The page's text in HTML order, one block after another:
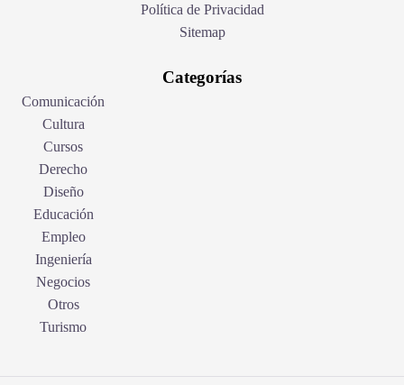
Política de Privacidad
Sitemap
Categorías
Comunicación
Cultura
Cursos
Derecho
Diseño
Educación
Empleo
Ingeniería
Negocios
Otros
Turismo